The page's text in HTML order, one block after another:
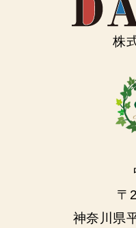
株
〒
神奈川県